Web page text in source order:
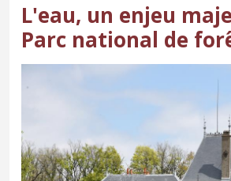
L'eau, un enjeu
Parc national de